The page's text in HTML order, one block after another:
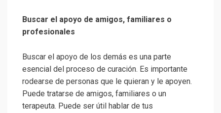
Buscar el apoyo de amigos, familiares o
profesionales
Buscar el apoyo de los demás es una parte
esencial del proceso de curación. Es importante
rodearse de personas que le quieran y le apoyen.
Puede tratarse de amigos, familiares o un
terapeuta. Puede ser útil hablar de tus